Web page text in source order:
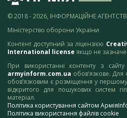
© 2018 - 2026, ІНФОРМАЦІЙНЕ
Міністерство оборони України
Контент доступний за ліцензією
International license якщо не
При використанні контенту з
armyinform.com.ua обов’язкове. Для
обов’язковим є розміщення у
відкритого для пошукових систем
матеріал.
Політика користування сайтом
Політика використання файлів cookie